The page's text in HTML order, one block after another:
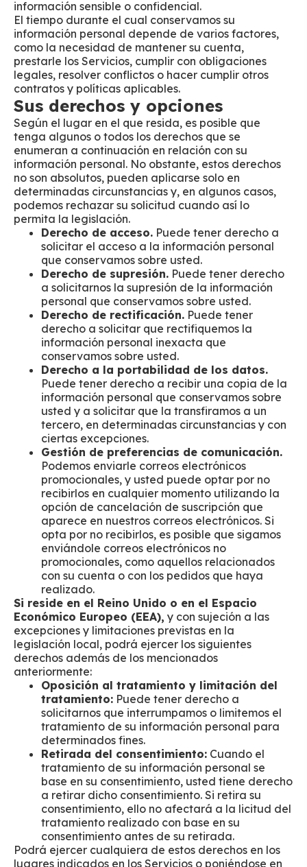
información sensible o confidencial.
El tiempo durante el cual conservamos su
información personal depende de varios factores,
como la necesidad de mantener su cuenta,
prestarle los Servicios, cumplir con obligaciones
legales, resolver conflictos o hacer cumplir otros
contratos y políticas aplicables.
Sus derechos y opciones
Según el lugar en el que resida, es posible que
tenga algunos o todos los derechos que se
enumeran a continuación en relación con su
información personal. No obstante, estos derechos
no son absolutos, pueden aplicarse solo en
determinadas circunstancias y, en algunos casos,
podemos rechazar su solicitud cuando así lo
permita la legislación.
Derecho de acceso. Puede tener derecho a
solicitar el acceso a la información personal
que conservamos sobre usted.
Derecho de supresión. Puede tener derecho
a solicitarnos la supresión de la información
personal que conservamos sobre usted.
Derecho de rectificación. Puede tener
derecho a solicitar que rectifiquemos la
información personal inexacta que
conservamos sobre usted.
Derecho a la portabilidad de los datos.
Puede tener derecho a recibir una copia de la
información personal que conservamos sobre
usted y a solicitar que la transfiramos a un
tercero, en determinadas circunstancias y con
ciertas excepciones.
Gestión de preferencias de comunicación.
Podemos enviarle correos electrónicos
promocionales, y usted puede optar por no
recibirlos en cualquier momento utilizando la
opción de cancelación de suscripción que
aparece en nuestros correos electrónicos. Si
opta por no recibirlos, es posible que sigamos
enviándole correos electrónicos no
promocionales, como aquellos relacionados
con su cuenta o con los pedidos que haya
realizado.
Si reside en el Reino Unido o en el Espacio
Económico Europeo (EEA), y con sujeción a las
excepciones y limitaciones previstas en la
legislación local, podrá ejercer los siguientes
derechos además de los mencionados
anteriormente:
Oposición al tratamiento y limitación del
tratamiento: Puede tener derecho a
solicitarnos que interrumpamos o limitemos el
tratamiento de su información personal para
determinados fines.
Retirada del consentimiento: Cuando el
tratamiento de su información personal se
base en su consentimiento, usted tiene derecho
a retirar dicho consentimiento. Si retira su
consentimiento, ello no afectará a la licitud del
tratamiento realizado con base en su
consentimiento antes de su retirada.
Podrá ejercer cualquiera de estos derechos en los
lugares indicados en los Servicios o poniéndose en